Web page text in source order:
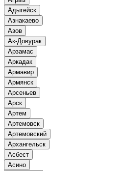
Адыгейск
Азнакаево
Азов
Ак-Довурак
Арзамас
Аркадак
Армавир
Армянск
Арсеньев
Арск
Артем
Артемовск
Артемовский
Архангельск
Асбест
Асино